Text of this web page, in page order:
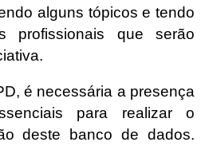
alguns tópicos e tendo
profissionais que serão
é necessária a presença
para realizar o
deste banco de dados.